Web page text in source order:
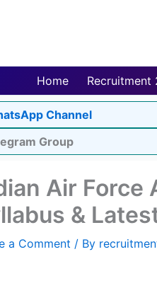
Home Recruitment
Channel
Group
Air Force
&
a Comment / By